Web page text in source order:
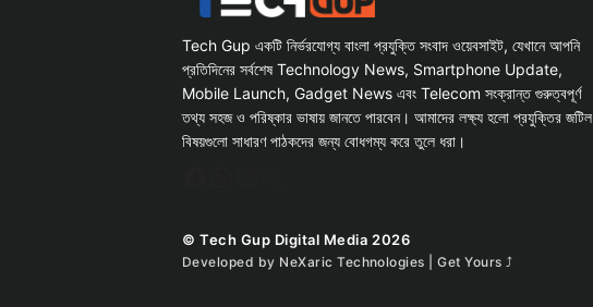
Tech Gup একটি নির্ভরযোগ্য বাংলা প্রযুক্তি সংবাদ ওয়েবসাইট, যেখানে আপনি
প্রতিদিনের সর্বশেষ Technology News, Smartphone Update,
Mobile Launch, Gadget News এবং Telecom সংক্রান্ত গুরুত্বপূর্ণ
তথ্য সহজ ও পরিষ্কার ভাষায় জানতে পারবেন। আমাদের লক্ষ্য হলো প্রযুক্তির জটিল
বিষয়গুলো সাধারণ পাঠকদের জন্য বোধগম্য করে তুলে ধরা।
© Tech Gup Digital Media 2026
Developed by NeXaric Technologies | Get Yours ⤴︎